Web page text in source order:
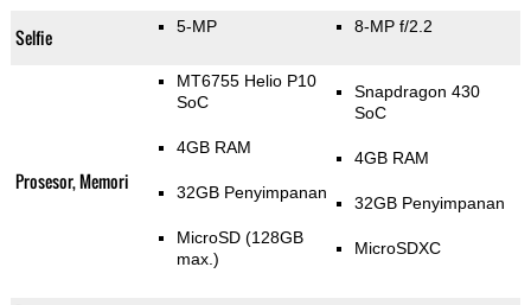
Selfie 5-MP 8-MP f/2.2
Prosesor, Memori
MT6755 Helio P10
SoC
4GB RAM
32GB Penyimpanan
MicroSD (128GB
max.)
Snapdragon 430
SoC
4GB RAM
32GB Penyimpanan
MicroSDXC